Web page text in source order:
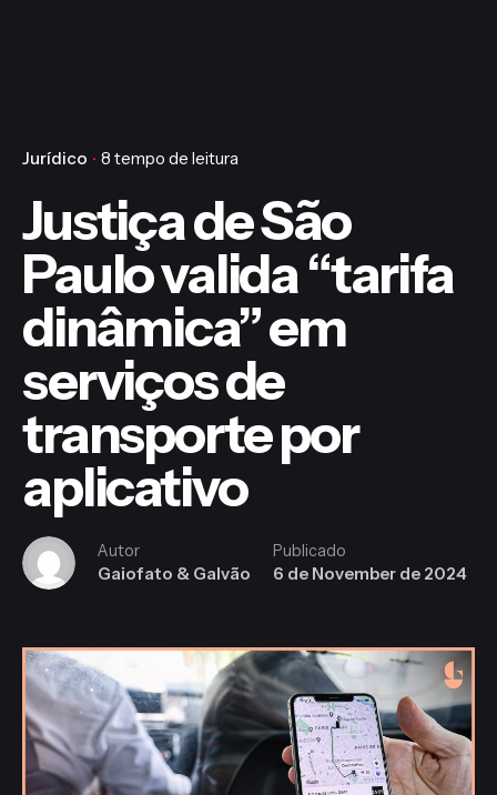
Jurídico 8 tempo de leitura
Justiça de São
Paulo valida “tarifa
dinâmica” em
serviços de
transporte por
aplicativo
Autor
Gaiofato & Galvão
Publicado
6 de November de 2024